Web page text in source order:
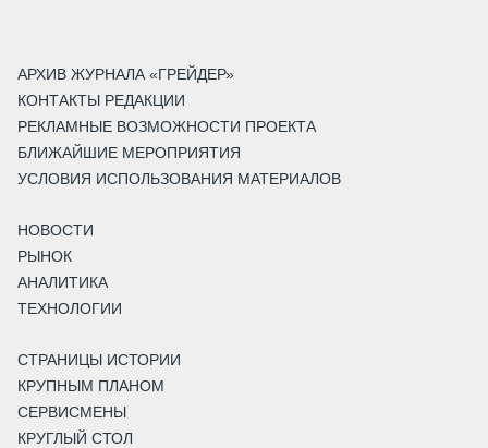
АРХИВ ЖУРНАЛА «ГРЕЙДЕР»
КОНТАКТЫ РЕДАКЦИИ
РЕКЛАМНЫЕ ВОЗМОЖНОСТИ ПРОЕКТА
БЛИЖАЙШИЕ МЕРОПРИЯТИЯ
УСЛОВИЯ ИСПОЛЬЗОВАНИЯ МАТЕРИАЛОВ
НОВОСТИ
РЫНОК
АНАЛИТИКА
ТЕХНОЛОГИИ
СТРАНИЦЫ ИСТОРИИ
КРУПНЫМ ПЛАНОМ
СЕРВИСМЕНЫ
КРУГЛЫЙ СТОЛ